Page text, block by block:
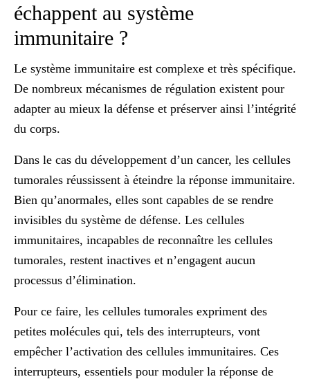
échappent au système
immunitaire ?
Le système immunitaire est complexe et très spécifique.
De nombreux mécanismes de régulation existent pour
adapter au mieux la défense et préserver ainsi l’intégrité
du corps.
Dans le cas du développement d’un cancer, les cellules
tumorales réussissent à éteindre la réponse immunitaire.
Bien qu’anormales, elles sont capables de se rendre
invisibles du système de défense. Les cellules
immunitaires, incapables de reconnaître les cellules
tumorales, restent inactives et n’engagent aucun
processus d’élimination.
Pour ce faire, les cellules tumorales expriment des
petites molécules qui, tels des interrupteurs, vont
empêcher l’activation des cellules immunitaires. Ces
interrupteurs, essentiels pour moduler la réponse de